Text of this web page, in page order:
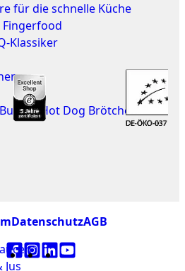
für die schnelle Küche
Klassiker
& Hot Dog Brötchen
Jus
DatenschutzAGB